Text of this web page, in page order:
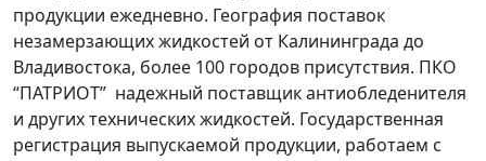
продукции ежедневно. География поставок
незамерзающих жидкостей от Калининграда до
Владивостока, более 100 городов присутствия. ПКО
“ПАТРИОТ” надежный поставщик антиобледенителя
и других технических жидкостей. Государственная
регистрация выпускаемой продукции, работаем с